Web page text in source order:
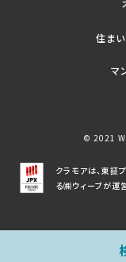
住まい
マ
© 2021
クラモアは、東証
る㈱ウィーブが運